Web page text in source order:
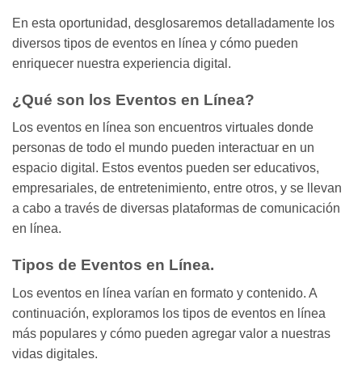
En esta oportunidad, desglosaremos detalladamente los
diversos tipos de eventos en línea y cómo pueden
enriquecer nuestra experiencia digital.
¿Qué son los Eventos en Línea?
Los eventos en línea son encuentros virtuales donde
personas de todo el mundo pueden interactuar en un
espacio digital. Estos eventos pueden ser educativos,
empresariales, de entretenimiento, entre otros, y se llevan
a cabo a través de diversas plataformas de comunicación
en línea.
Tipos de Eventos en Línea.
Los eventos en línea varían en formato y contenido. A
continuación, exploramos los tipos de eventos en línea
más populares y cómo pueden agregar valor a nuestras
vidas digitales.